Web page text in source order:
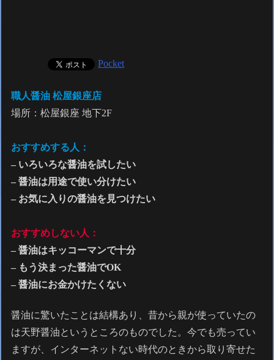
Pocket
職人醤油 松屋銀座店
場所：松屋銀座 地下2F
おすすめする人：
– いろいろな醤油を試したい
– 醤油は用途で使い分けたい
– お気に入りの醤油を見つけたい
おすすめしない人：
– 醤油はキッコーマンで十分
– もう決まった醤油でOK
– 醤油にお金かけたくない
醤油に驚いたことは結構あり、昔から親が使っていたの
は天野醤油というところのものでした。今でも売ってい
ますが、インターネットない時代のときから取り寄せた